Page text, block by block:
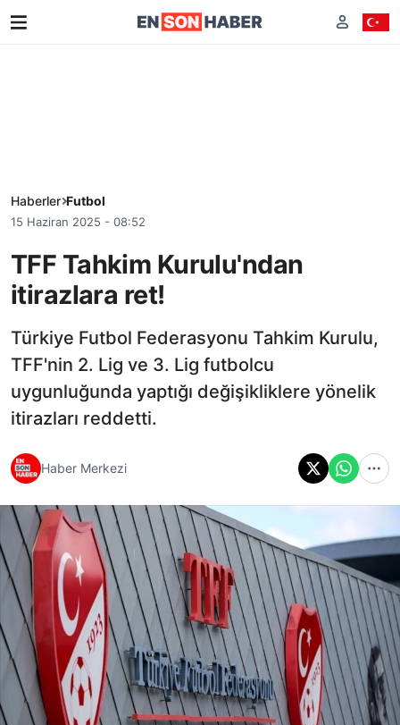
Haberler Futbol
15 Haziran 2025 - 08:52
TFF Tahkim Kurulu'ndan
itirazlara ret!
Türkiye Futbol Federasyonu Tahkim Kurulu,
TFF'nin 2. Lig ve 3. Lig futbolcu
uygunluğunda yaptığı değişikliklere yönelik
itirazları reddetti.
Haber Merkezi